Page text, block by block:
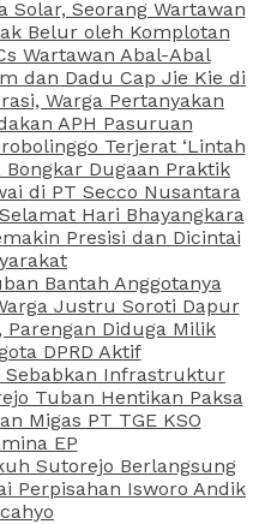
Solar, Seorang Wartawan
Belur oleh Komplotan
Wartawan Abal-Abal
dan Dadu Cap Jie Kie di
Warga Pertanyakan
APH Pasuruan
Terjerat ‘Lintah
Bongkar Dugaan Praktik
di PT Secco Nusantara
Hari Bhayangkara
Presisi dan Dicintai
Bantah Anggotanya
Justru Soroti Dapur
Diduga Milik
DPRD Aktif
Sebabkan Infrastruktur
Tuban Hentikan Paksa
Migas PT TGE KSO
EP
Sutorejo Berlangsung
Perpisahan Isworo Andik